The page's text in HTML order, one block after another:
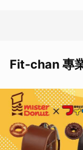
Fit-chan 專